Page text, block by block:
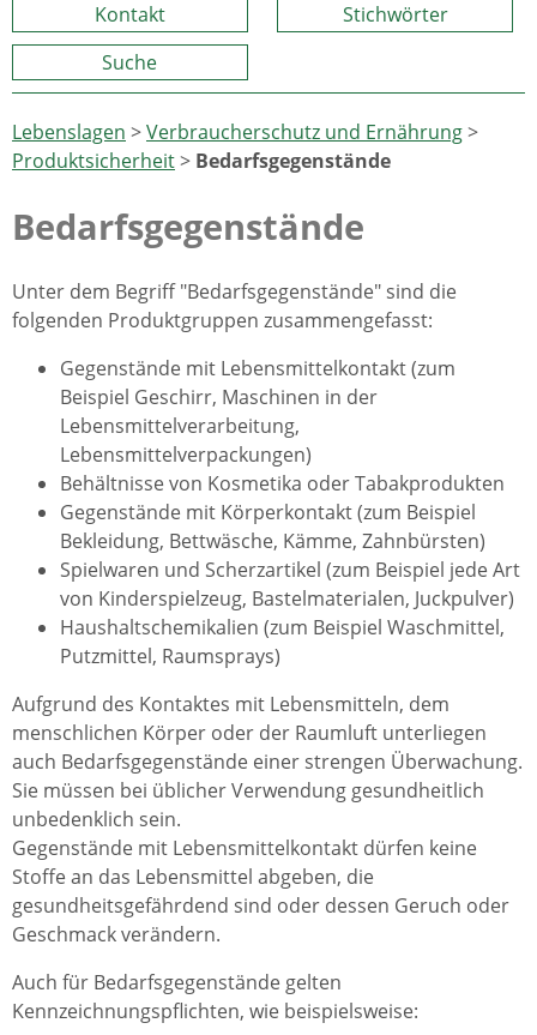
Kontakt
Stichwörter
Suche
Lebenslagen >Verbraucherschutz und Ernährung>
Produktsicherheit> Bedarfsgegenstände
Bedarfsgegenstände
Unter dem Begriff "Bedarfsgegenstände" sind die
folgenden Produktgruppen zusammengefasst:
Gegenstände mit Lebensmittelkontakt (zum
Beispiel Geschirr, Maschinen in der
Lebensmittelverarbeitung,
Lebensmittelverpackungen)
Behältnisse von Kosmetika oder Tabakprodukten
Gegenstände mit Körperkontakt (zum Beispiel
Bekleidung, Bettwäsche, Kämme, Zahnbürsten)
Spielwaren und Scherzartikel (zum Beispiel jede Art
von Kinderspielzeug, Bastelmaterialen, Juckpulver)
Haushaltschemikalien (zum Beispiel Waschmittel,
Putzmittel, Raumsprays)
Aufgrund des Kontaktes mit Lebensmitteln, dem
menschlichen Körper oder der Raumluft unterliegen
auch Bedarfsgegenstände einer strengen Überwachung.
Sie müssen bei üblicher Verwendung gesundheitlich
unbedenklich sein.
Gegenstände mit Lebensmittelkontakt dürfen keine
Stoffe an das Lebensmittel abgeben, die
gesundheitsgefährdend sind oder dessen Geruch oder
Geschmack verändern.
Auch für Bedarfsgegenstände gelten
Kennzeichnungspflichten, wie beispielsweise: